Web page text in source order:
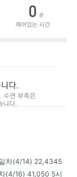
차(4/14) 22,4345
(4/16) 41,050 5시